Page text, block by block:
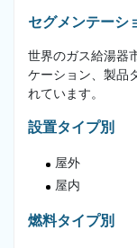
セグメンテーシ
世界のガス給湯器
ケーション、製品
れています。
設置タイプ別
屋外
屋内
燃料タイプ別